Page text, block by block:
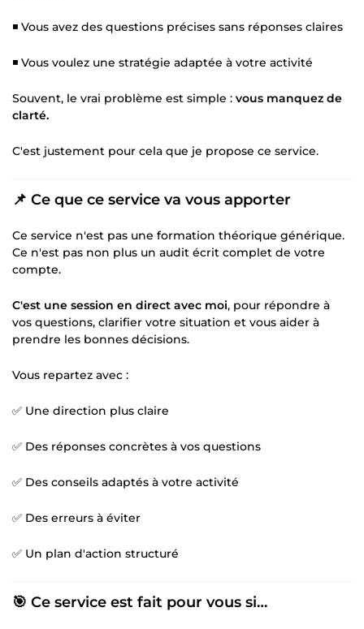
◾ Vous avez des questions précises sans réponses claires
◾ Vous voulez une stratégie adaptée à votre activité
Souvent, le vrai problème est simple : vous manquez de
clarté.
C'est justement pour cela que je propose ce service.
📌 Ce que ce service va vous apporter
Ce service n'est pas une formation théorique générique.
Ce n'est pas non plus un audit écrit complet de votre
compte.
C'est une session en direct avec moi, pour répondre à
vos questions, clarifier votre situation et vous aider à
prendre les bonnes décisions.
Vous repartez avec :
✅ Une direction plus claire
✅ Des réponses concrètes à vos questions
✅ Des conseils adaptés à votre activité
✅ Des erreurs à éviter
✅ Un plan d'action structuré
🎯 Ce service est fait pour vous si…